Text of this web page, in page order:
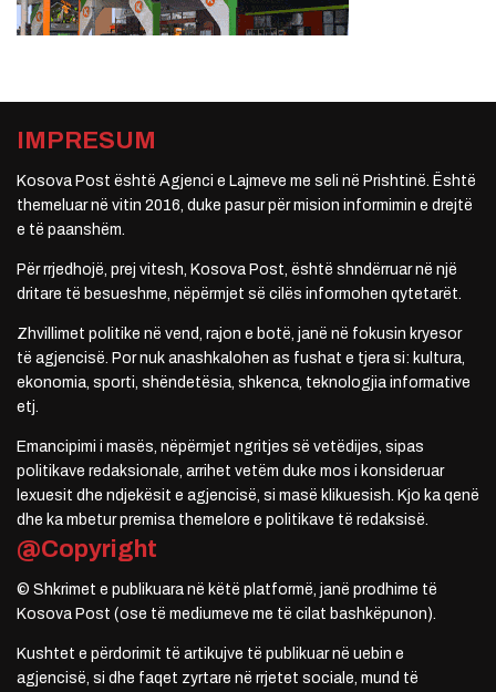
IMPRESUM
Kosova Post është Agjenci e Lajmeve me seli në Prishtinë. Është
themeluar në vitin 2016, duke pasur për mision informimin e drejtë
e të paanshëm.
Për rrjedhojë, prej vitesh, Kosova Post, është shndërruar në një
dritare të besueshme, nëpërmjet së cilës informohen qytetarët.
Zhvillimet politike në vend, rajon e botë, janë në fokusin kryesor
të agjencisë. Por nuk anashkalohen as fushat e tjera si: kultura,
ekonomia, sporti, shëndetësia, shkenca, teknologjia informative
etj.
Emancipimi i masës, nëpërmjet ngritjes së vetëdijes, sipas
politikave redaksionale, arrihet vetëm duke mos i konsideruar
lexuesit dhe ndjekësit e agjencisë, si masë klikuesish. Kjo ka qenë
dhe ka mbetur premisa themelore e politikave të redaksisë.
@Copyright
© Shkrimet e publikuara në këtë platformë, janë prodhime të
Kosova Post (ose të mediumeve me të cilat bashkëpunon).
Kushtet e përdorimit të artikujve të publikuar në uebin e
agjencisë, si dhe faqet zyrtare në rrjetet sociale, mund të